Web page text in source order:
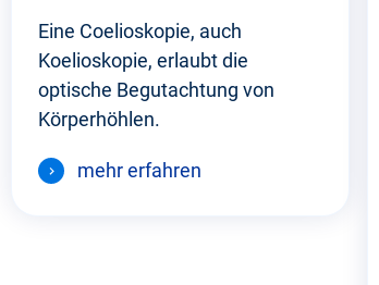
Eine Coelioskopie, auch
Koelioskopie, erlaubt die
optische Begutachtung von
Körperhöhlen.
mehr erfahren